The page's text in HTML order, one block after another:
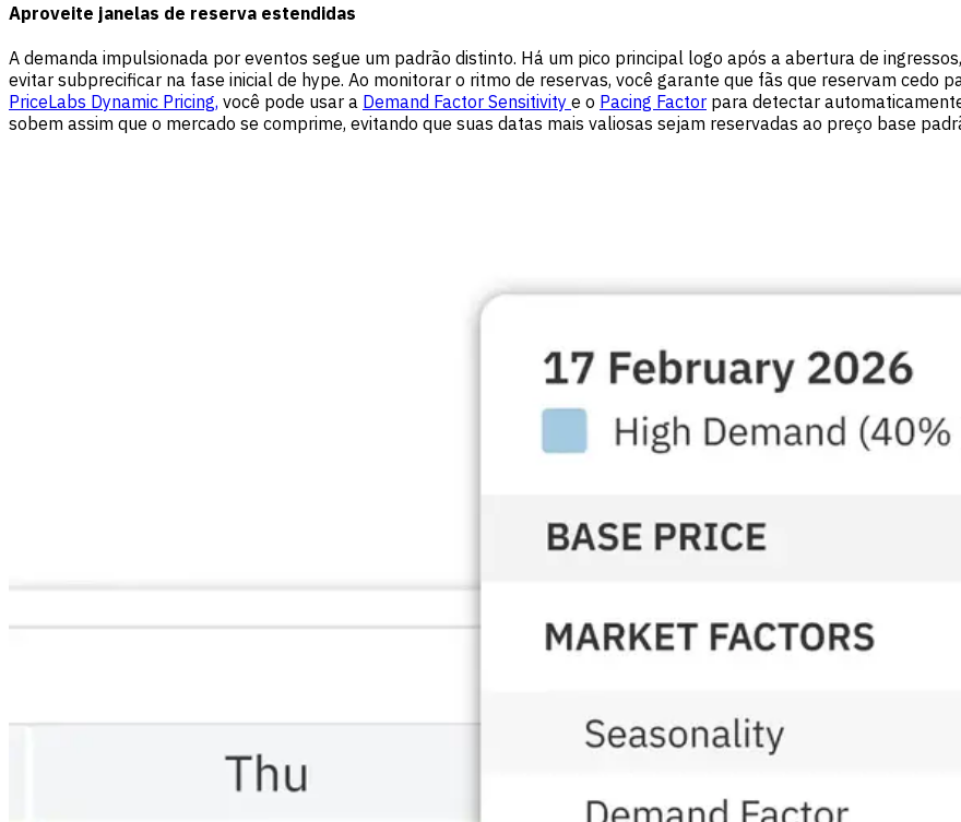
Aproveite janelas de reserva estendidas
A demanda impulsionada por eventos segue um padrão distinto. Há um pico principal logo após a abertura de
evitar subprecificar na fase inicial de hype. Ao monitorar o ritmo de reservas, você garante que fãs que reservam cedo
PriceLabs Dynamic Pricing, você pode usar a Demand Factor Sensitivity e o Pacing Factor para detectar
sobem assim que o mercado se comprime, evitando que suas datas mais valiosas sejam reservadas ao preço base